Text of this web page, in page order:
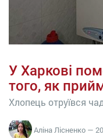
У Харкові
того, як
Хлопець отруївся
Аліна Лісненко —